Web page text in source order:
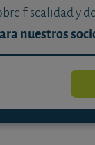
fiscalidad y
nuestros